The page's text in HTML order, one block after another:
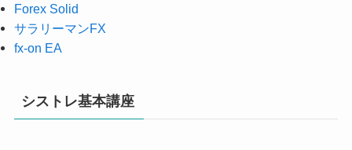
Forex Solid
サラリーマンFX
fx-on EA
シストレ基本講座